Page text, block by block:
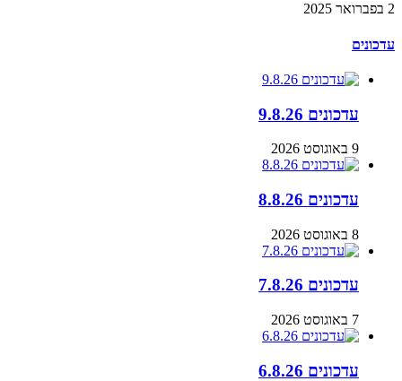
2 בפברואר 2025
עדכונים
עדכונים 9.8.26
9 באוגוסט 2026
עדכונים 8.8.26
8 באוגוסט 2026
עדכונים 7.8.26
7 באוגוסט 2026
עדכונים 6.8.26